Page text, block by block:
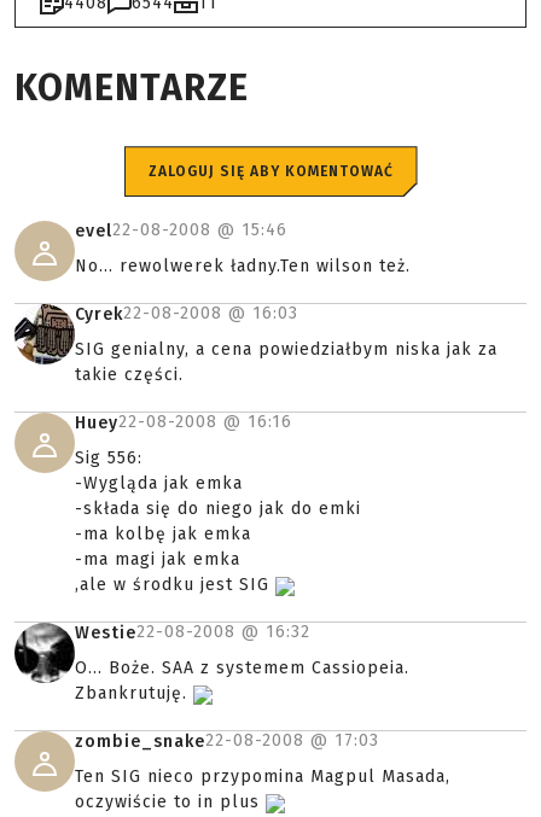
KOMENTARZE
ZALOGUJ SIĘ ABY KOMENTOWAĆ
evel22-08-2008 @ 15:46
No... rewolwerek ładny.Ten wilson też.
Cyrek22-08-2008 @ 16:03
SIG genialny, a cena powiedziałbym niska jak za
takie części.
Huey22-08-2008 @ 16:16
Sig 556:
-Wygląda jak emka
-składa się do niego jak do emki
-ma kolbę jak emka
-ma magi jak emka
,ale w środku jest SIG
Westie22-08-2008 @ 16:32
O... Boże. SAA z systemem Cassiopeia.
Zbankrutuję.
zombie_snake22-08-2008 @ 17:03
Ten SIG nieco przypomina Magpul Masada,
oczywiście to in plus